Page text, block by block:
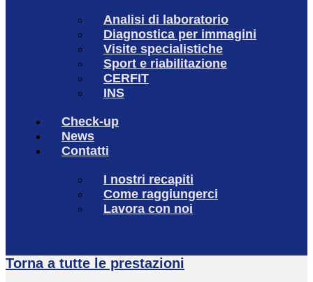
Analisi di laboratorio
Diagnostica per immagini
Visite specialistiche
Sport e riabilitazione
CERFIT
INS
Check-up
News
Contatti
I nostri recapiti
Come raggiungerci
Lavora con noi
Torna a tutte le prestazioni